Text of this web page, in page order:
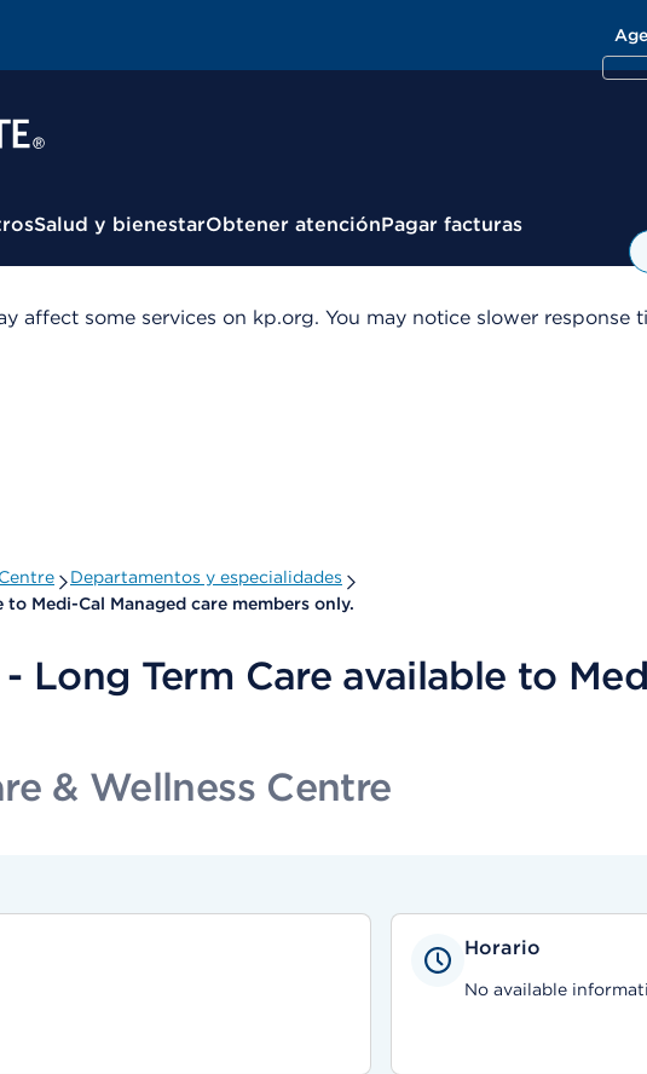
Salud y bienestarObtener atenciónPagar facturas
affect some services on kp.org. You may notice slower
Departamentos y especialidades
to Medi-Cal Managed care members only.
- Long Term Care available to
& Wellness Centre
Horario
No available